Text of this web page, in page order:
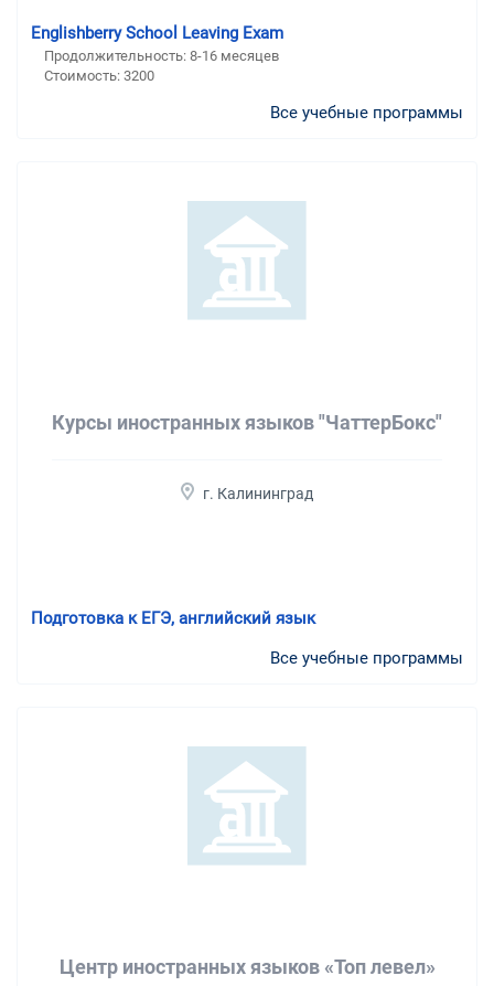
Englishberry School Leaving Exam
Продолжительность: 8-16 месяцев
Стоимость: 3200
Все учебные программы
Курсы иностранных языков "ЧаттерБокс"
г. Калининград
Подготовка к ЕГЭ, английский язык
Все учебные программы
Центр иностранных языков «Топ левел»